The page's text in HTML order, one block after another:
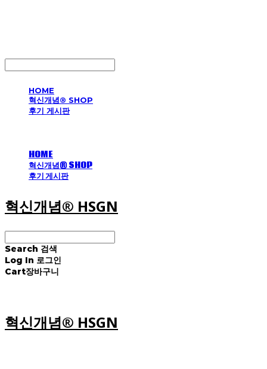
HOME
혁신개념® SHOP
후기 게시판
HOME
혁신개념® SHOP
후기 게시판
혁신개념® HSGN
Search 검색
Log In 로그인
Cart장바구니
혁신개념® HSGN